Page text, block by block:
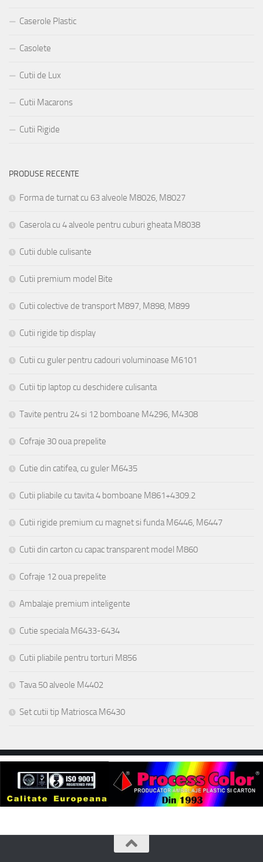
Caserole Plastic
Casolete
Cutii de Lux
Cutii Macarons
Cutii Rigide
PRODUSE RECENTE
Forma de turnat cu 63 alveole M8026, M8027
Caserola cu 4 alveole pentru cuburi gheata M8038
Cutii duble culisante
Cutii premium model Bite
Cutii colective de transport M897, M898, M899
Cutii rigide tip display
Cutii cu guler pentru cadouri voluminoase M6101
Cutii tip laptop cu deschidere culisanta
Tavite pentru 24 si 12 bomboane M4296, M4308
Cofraje 30 oua prepelite
Cutie din catifea, cu guler M6435
Cutii pliabile cu tavita 4 bomboane M861+4309.2
Cutii rigide premium cu magnet si funda M6446, M6447
Cutii din carton cu capac transparent model M860
Cofraje 12 oua prepelite
Ambalaje premium inteligente
Cutie speciala M6433-6434
Cutii pliabile pentru torturi M856
Tava 50 alveole M4402
Set cutii tip Matriosca M6430